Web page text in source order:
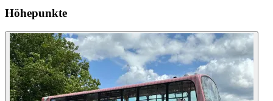
Höhepunkte